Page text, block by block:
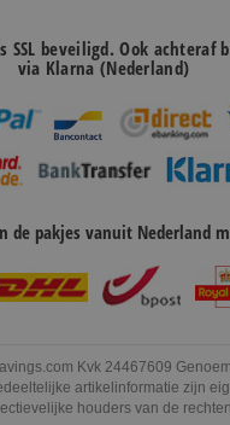
SSL beveiligd. Ook achteraf
via Klarna (Nederland)
de pakjes vanuit Nederland
Kvk 24467609
artikelinformatie zijn
houders van de